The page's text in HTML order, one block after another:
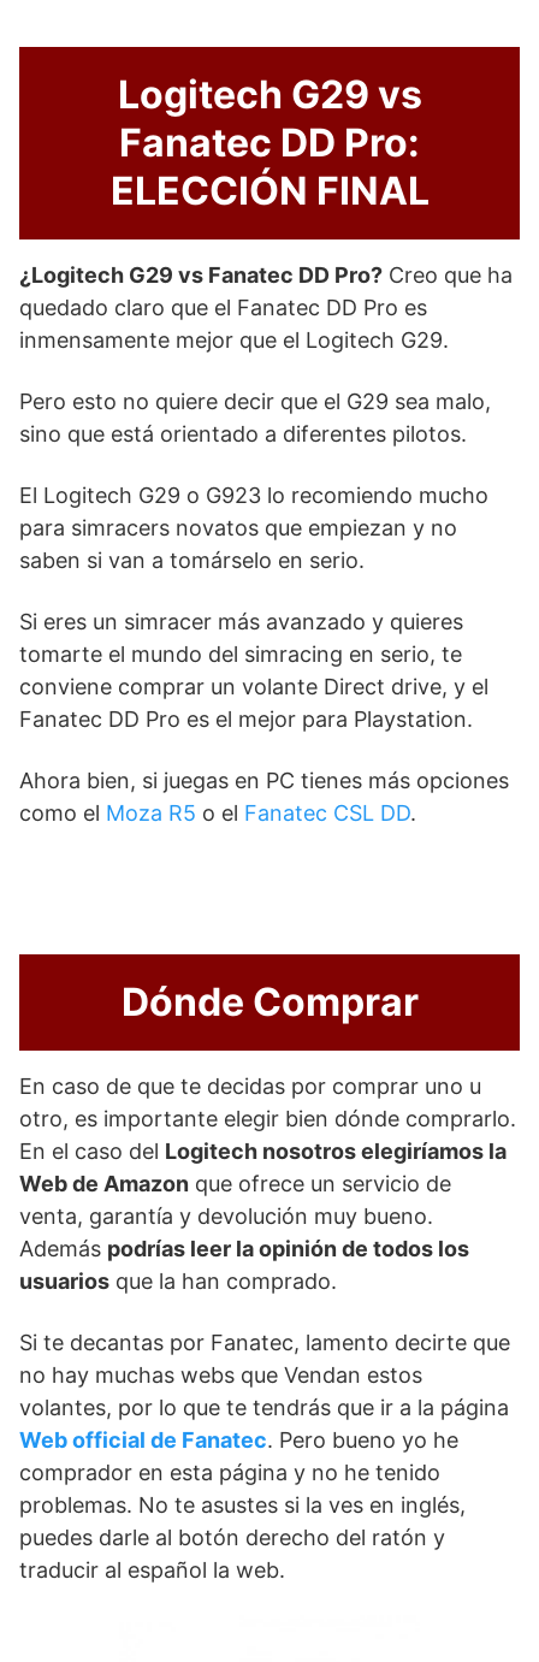
Logitech G29 vs
Fanatec DD Pro:
ELECCIÓN FINAL
¿Logitech G29 vs Fanatec DD Pro? Creo que ha
quedado claro que el Fanatec DD Pro es
inmensamente mejor que el Logitech G29.
Pero esto no quiere decir que el G29 sea malo,
sino que está orientado a diferentes pilotos.
El Logitech G29 o G923 lo recomiendo mucho
para simracers novatos que empiezan y no
saben si van a tomárselo en serio.
Si eres un simracer más avanzado y quieres
tomarte el mundo del simracing en serio, te
conviene comprar un volante Direct drive, y el
Fanatec DD Pro es el mejor para Playstation.
Ahora bien, si juegas en PC tienes más opciones
como el Moza R5 o el Fanatec CSL DD.
Dónde Comprar
En caso de que te decidas por comprar uno u
otro, es importante elegir bien dónde comprarlo.
En el caso del Logitech nosotros elegiríamos la
Web de Amazon que ofrece un servicio de
venta, garantía y devolución muy bueno.
Además podrías leer la opinión de todos los
usuarios que la han comprado.
Si te decantas por Fanatec, lamento decirte que
no hay muchas webs que Vendan estos
volantes, por lo que te tendrás que ir a la página
Web official de Fanatec. Pero bueno yo he
comprador en esta página y no he tenido
problemas. No te asustes si la ves en inglés,
puedes darle al botón derecho del ratón y
traducir al español la web.